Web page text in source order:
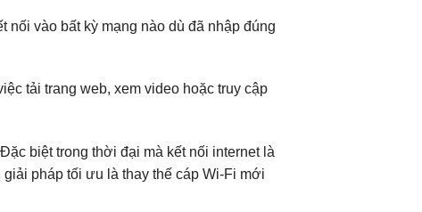
nối vào bất kỳ mạng nào dù đã nhập đúng
tải trang web, xem video hoặc truy cập
biệt trong thời đại mà kết nối internet là
pháp tối ưu là thay thế cáp Wi-Fi mới